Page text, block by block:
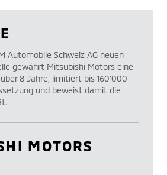
Automobile Schweiz AG neuen
gewährt Mitsubishi Motors eine
8 Jahre, limitiert bis 160’000
und beweist damit die
MOTORS